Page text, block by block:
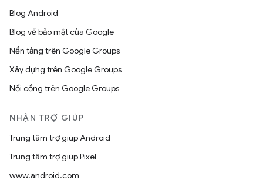
Blog Android
Blog về bảo mật của Google
Nền tảng trên Google Groups
Xây dựng trên Google Groups
Nối cổng trên Google Groups
NHẬN TRỢ GIÚP
Trung tâm trợ giúp Android
Trung tâm trợ giúp Pixel
www.android.com